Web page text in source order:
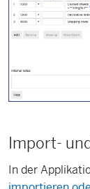
Import-
In der